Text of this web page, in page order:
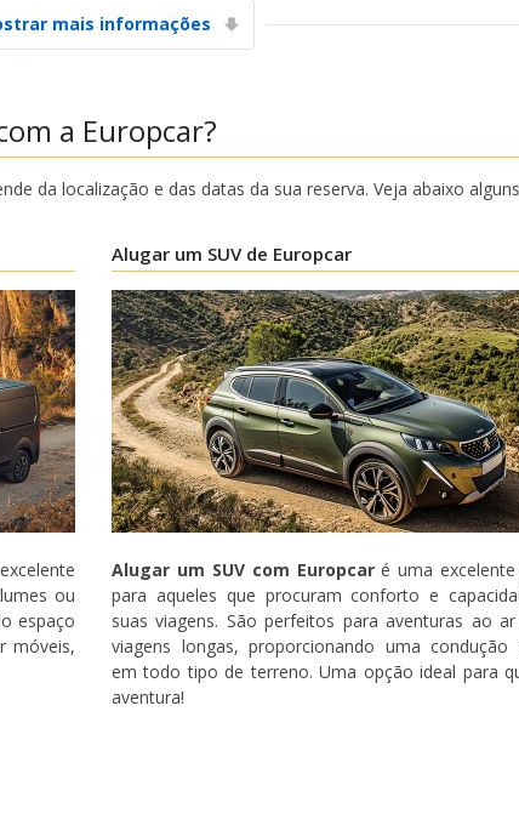
mais informações
a Europcar?
da localização e das datas da sua reserva. Veja abaixo
ou
espaço
móveis,
Alugar um SUV de Europcar
Alugar um SUV com Europcaré uma excelente
para aqueles que procuram conforto e
suas viagens. São perfeitos para aventuras ao
viagens longas, proporcionando uma condução
em todo tipo de terreno. Uma opção ideal para
aventura!
Descontos especiais
Aceda a ofertas exclusivas dos nossos